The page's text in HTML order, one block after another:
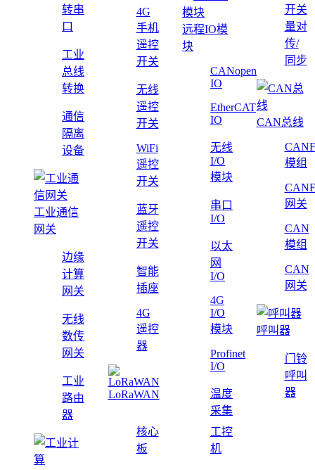
转串
口
工业
总线
转换
通信
隔离
设备
工业通信
网关
边缘
计算
网关
无线
数传
网关
工业
路由
器
4G
手机
遥控
开关
无线
遥控
开关
WiFi
遥控
开关
蓝牙
遥控
开关
智能
插座
4G
遥控
器
LoRaWAN
远程IO模
块
CANopen
IO
EtherCAT
IO
无线
I/O
模块
串口
I/O
以太
网
I/O
4G
I/O
模块
Profinet
I/O
温度
采集
开关
量对
传/
同步
CAN总线
模组
网关
CAN
模组
CAN
网关
呼叫器
门铃
呼叫
器
核心
板
工控
机